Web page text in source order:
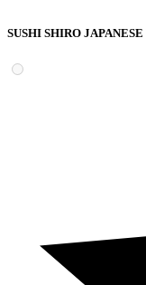
SUSHI SHIRO